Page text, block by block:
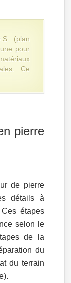
(plan
pour
Ce
pierre
de pierre
détails à
étapes
selon le
de la
du
du terrain